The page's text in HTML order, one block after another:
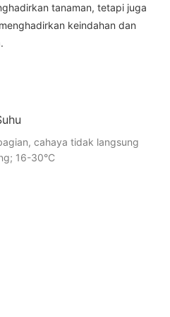
tanaman, tetapi juga
keindahan dan
cahaya tidak langsung
16-30°C